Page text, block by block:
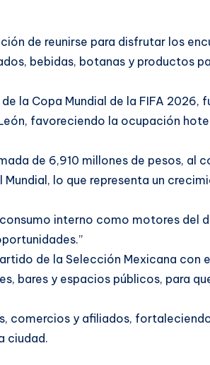
de reunirse para disfrutar los
bebidas, botanas y productos
la Copa Mundial de la FIFA 2026,
favoreciendo la ocupación
de 6,910 millones de pesos, al
lo que representa un
interno como motores del
de la Selección Mexicana con
bares y espacios públicos, para
comercios y afiliados,
ciudad.